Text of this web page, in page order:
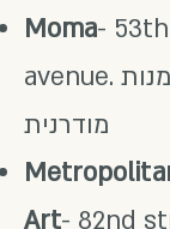
Moma-
avenue. מוזיאון לאומנות
מודרנית
Art- 82nd